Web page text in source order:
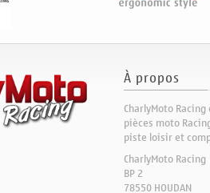
À propos
CharlyMoto
pièces moto
piste loisir et
CharlyMoto Racing
BP 2
78550 HOUDAN